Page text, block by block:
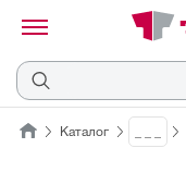
Отмена
Каталог